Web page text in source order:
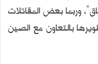
وربما بعض المقاتلات
جرى تطويرها بالتعاون مع الصين